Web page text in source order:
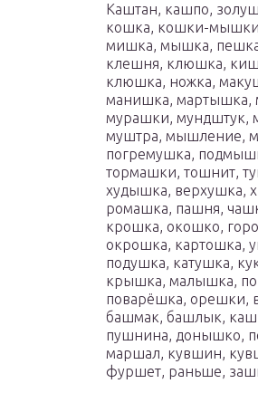
Каштан, кашпо,
кошка, кошки-
мишка, мышка,
клешня, клюшка,
клюшка, ножка,
манишка, мартышка,
мурашки, мундштук,
муштра, мышление,
погремушка,
тормашки, тошнит,
худышка, верхушка,
ромашка, пашня,
крошка, окошко,
окрошка, картошка,
подушка, катушка,
крышка, малышка,
поварёшка, орешки,
башмак, башлык,
пушнина, донышко,
маршал, кувшин,
фуршет, раньше,